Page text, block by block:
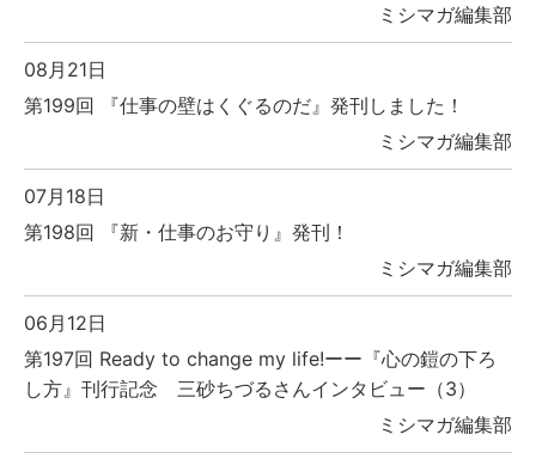
ミシマガ編集部
08月21日
第199回 『仕事の壁はくぐるのだ』発刊しました！
ミシマガ編集部
07月18日
第198回 『新・仕事のお守り』発刊！
ミシマガ編集部
06月12日
第197回 Ready to change my life!ーー『心の鎧の下ろ
し方』刊行記念 三砂ちづるさんインタビュー（3）
ミシマガ編集部